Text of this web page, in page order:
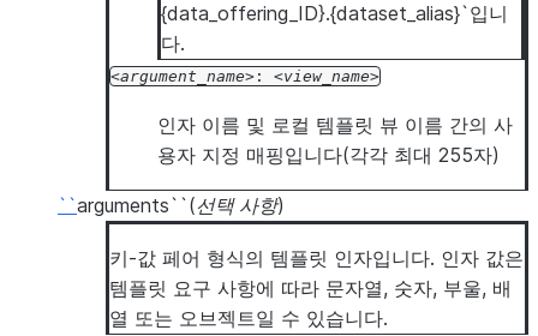
{data_offering_ID}.{dataset_alias}`입니
다.
argument_name : view_name
인자 이름 및 로컬 템플릿 뷰 이름 간의 사
용자 지정 매핑입니다(각각 최대 255자)
``arguments``(선택 사항)
키-값 페어 형식의 템플릿 인자입니다. 인자 값은
템플릿 요구 사항에 따라 문자열, 숫자, 부울, 배
열 또는 오브젝트일 수 있습니다.